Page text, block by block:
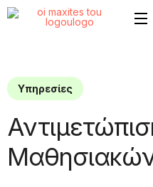
Υπηρεσίες